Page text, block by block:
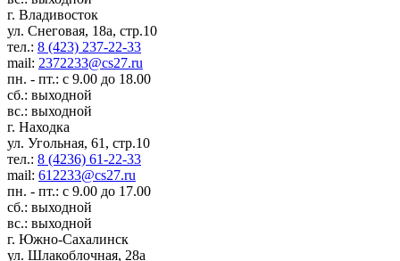
г. Владивосток
ул. Снеговая, 18а, стр.10
тел.: 8 (423) 237-22-33
mail: 2372233@cs27.ru
пн. - пт.: с 9.00 до 18.00
сб.: выходной
вс.: выходной
г. Находка
ул. Угольная, 61, стр.10
тел.: 8 (4236) 61-22-33
mail: 612233@cs27.ru
пн. - пт.: с 9.00 до 17.00
сб.: выходной
вс.: выходной
г. Южно-Сахалинск
ул. Шлакоблочная, 28а